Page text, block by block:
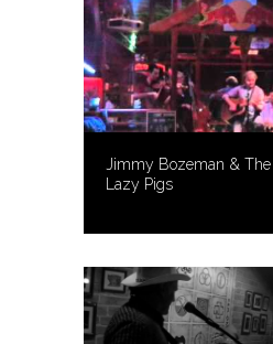
Jimmy Bozeman & The
Lazy Pigs